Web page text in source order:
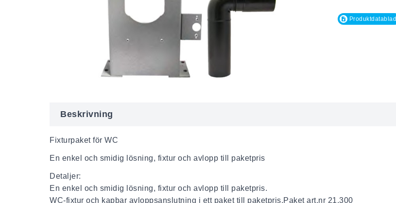
Produktdatablad
Beskrivning
Fixturpaket för WC
En enkel och smidig lösning, fixtur och avlopp till paketpris
Detaljer:
En enkel och smidig lösning, fixtur och avlopp till paketpris.
WC-fixtur och kapbar avloppsanslutning i ett paket till paketpris.Paket art.nr 21.300